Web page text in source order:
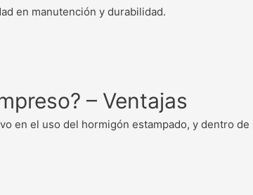
en manutención y durabilidad.
– Ventajas
en el uso del hormigón estampado, y dentro